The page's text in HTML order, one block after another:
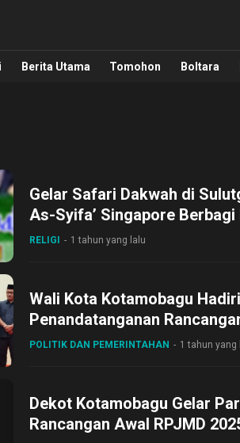
Utara, Kawanua, Politik,
Berita Utama Tomohon Boltara
Gelar Safari Dakwah di
As-Syifa’ Singapore
Massal
RELIGI 1 tahun yang lalu
Wali Kota Kotamobagu
Penandatanganan
POLITIK DAN PEMERINTAHAN 1 tahun yang
Dekot Kotamobagu Gelar
Rancangan Awal RPJMD